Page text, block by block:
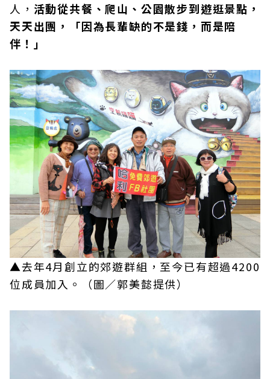
人， 活動從共餐、爬山、公園散步到遊逛景點，
天天出團，「因為長輩缺的不是錢，而是陪
伴！」
▲去年4月創立的郊遊群組，至今已有超過4200
位成員加入。（圖／郭美懿提供）